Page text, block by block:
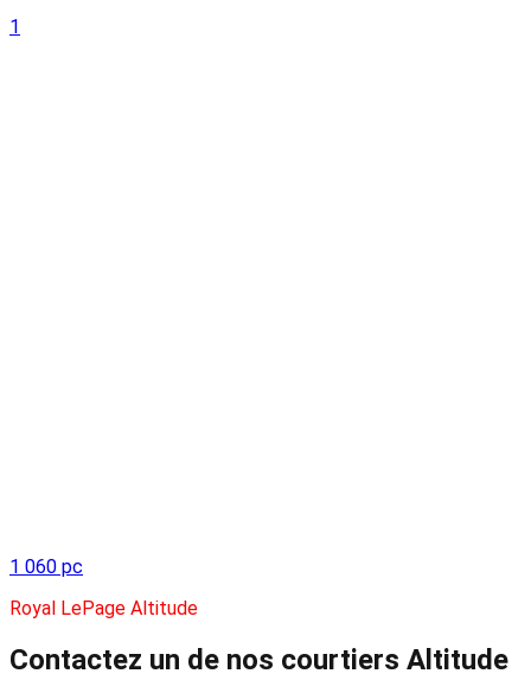
1
1 060 pc
Royal LePage Altitude
Contactez un de nos courtiers Altitude